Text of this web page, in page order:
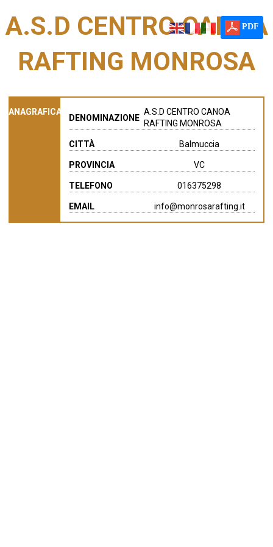
PDF
A.S.D CENTRO CANOA
RAFTING MONROSA
ANAGRAFICA
DENOMINAZIONE
A.S.D CENTRO CANOA
RAFTING MONROSA
CITTÀ Balmuccia
PROVINCIA VC
TELEFONO 016375298
EMAIL info@monrosarafting.it